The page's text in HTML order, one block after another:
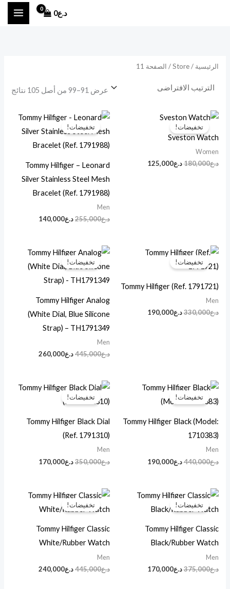
د.ع0
س
الرئيسية /
Store/ الصفحة 11
عرض 91–99 من أصل 105 نتائج
تخفيضات!
Sveston Watch
Women
د.ع180,000
السعر
الأصلي
هو:
د.ع180,000.
د.ع125,000
تخفيضات!
Tommy Hilfiger – Leonard
Silver Stainless Steel Mesh
Bracelet (Ref. 1791988)
Men
د.ع255,000
الأصلي
هو:
د.ع140,000
السعر
الحالي
هو:
تخفيضات!
Tommy Hilfiger (Ref. 1791721)
Men
د.ع330,000
السعر
الأصلي
هو:
د.ع190,000
السعر
الحالي
تخفيضات!
Tommy Hilfiger Analog
(White Dial, Blue Silicone
Strap) – TH1791349
Men
د.ع445,000
السعر
الأصلي
هو:
د.ع445,000.
د.ع260,000
السعر
الحالي
هو:
تخفيضات!
Tommy Hilfiger Black (Model:
1710383)
Men
د.ع440,000
السعر
الأصلي
هو:
د.ع190,000
السعر
الحالي
تخفيضات!
Tommy Hilfiger Black Dial
(Ref. 1791310)
Men
د.ع350,000
السعر
الأصلي
هو:
د.ع170,000
السعر
الحالي
تخفيضات!
Tommy Hilfiger Classic
Black/Rubber Watch
Men
د.ع375,000
السعر
الأصلي
هو:
د.ع170,000
السعر
الحالي
تخفيضات!
Tommy Hilfiger Classic
White/Rubber Watch
Men
د.ع445,000
السعر
الأصلي
هو:
د.ع240,000
السعر
الحالي